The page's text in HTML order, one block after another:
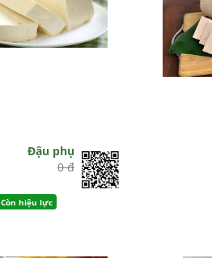
Đậu phụ
0 đ
Còn hiệu lực